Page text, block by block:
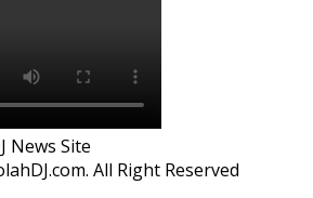
News Site
All Right Reserved